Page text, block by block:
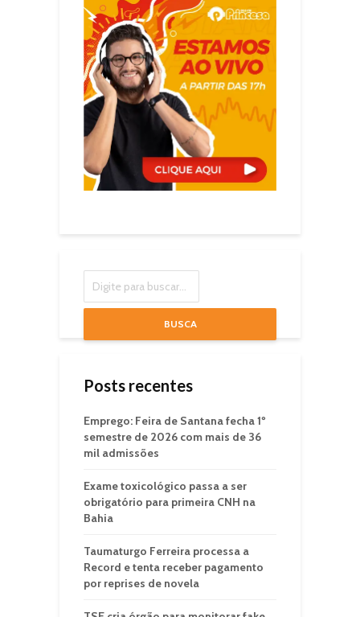
BUSCA
Posts recentes
Emprego: Feira de Santana fecha 1º
semestre de 2026 com mais de 36
mil admissões
Exame toxicológico passa a ser
obrigatório para primeira CNH na
Bahia
Taumaturgo Ferreira processa a
Record e tenta receber pagamento
por reprises de novela